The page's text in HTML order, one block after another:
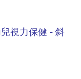
視力保健 - 斜